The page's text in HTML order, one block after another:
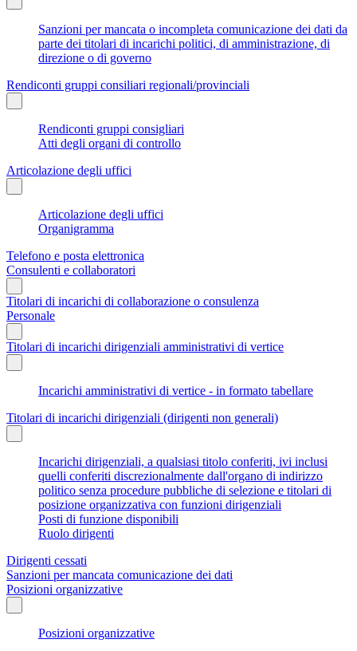
Sanzioni per mancata o incompleta comunicazione dei dati da
parte dei titolari di incarichi politici, di amministrazione, di
direzione o di governo
Rendiconti gruppi consiliari regionali/provinciali
Rendiconti gruppi consigliari
Atti degli organi di controllo
Articolazione degli uffici
Articolazione degli uffici
Organigramma
Telefono e posta elettronica
Consulenti e collaboratori
Titolari di incarichi di collaborazione o consulenza
Personale
Titolari di incarichi dirigenziali amministrativi di vertice
Incarichi amministrativi di vertice - in formato tabellare
Titolari di incarichi dirigenziali (dirigenti non generali)
Incarichi dirigenziali, a qualsiasi titolo conferiti, ivi inclusi
quelli conferiti discrezionalmente dall'organo di indirizzo
politico senza procedure pubbliche di selezione e titolari di
posizione organizzativa con funzioni dirigenziali
Posti di funzione disponibili
Ruolo dirigenti
Dirigenti cessati
Sanzioni per mancata comunicazione dei dati
Posizioni organizzative
Posizioni organizzative